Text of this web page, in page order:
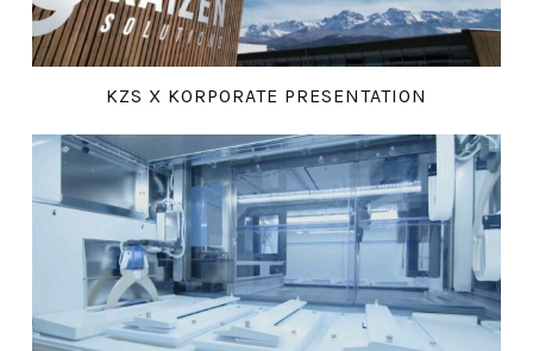
KZS X KORPORATE PRESENTATION